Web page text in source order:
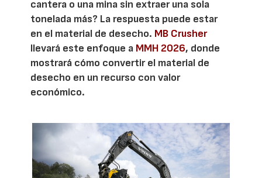
cantera o una mina sin extraer una sola
tonelada más? La respuesta puede estar
en el material de desecho. MB Crusher
llevará este enfoque a MMH 2026, donde
mostrará cómo convertir el material de
desecho en un recurso con valor
económico.